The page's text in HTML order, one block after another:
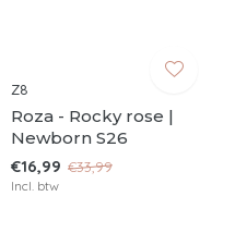
Z8
Roza - Rocky rose |
Newborn S26
€16,99 €33,99
Incl. btw